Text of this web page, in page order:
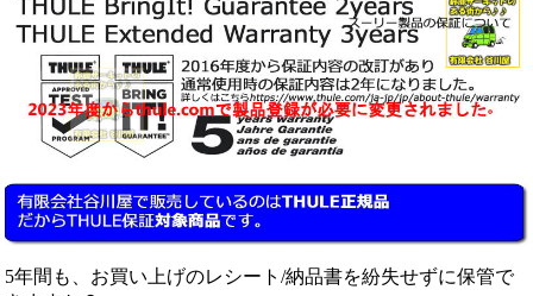
5年間も、お買い上げのレシート/納品書を紛失せずに保管で